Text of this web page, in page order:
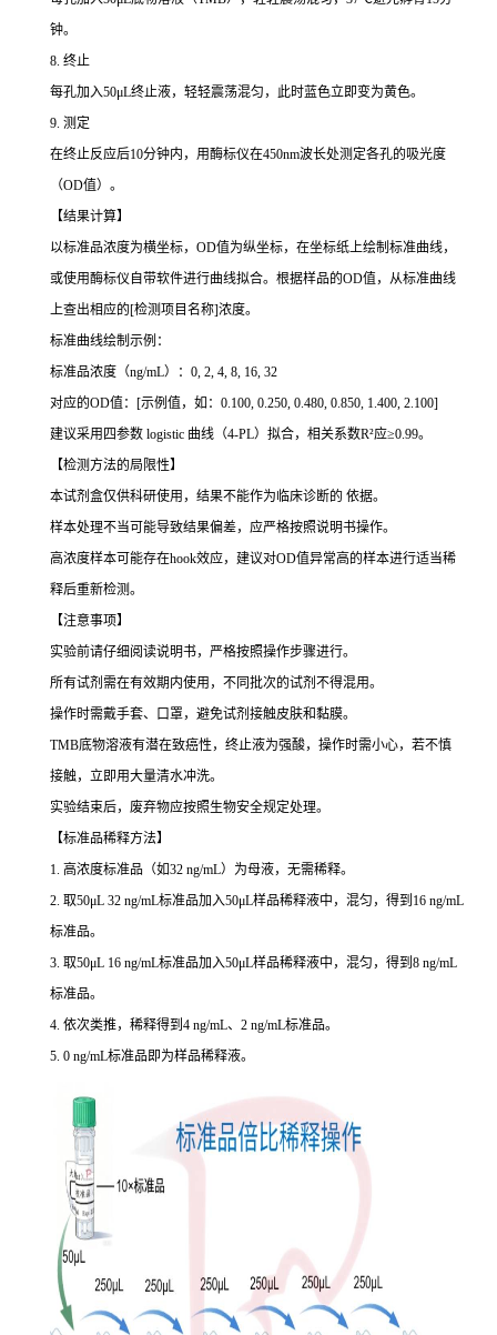
钟。
8. 终止
每孔加入50μL终止液，轻轻震荡混匀，此时蓝色立即变为黄色。
9. 测定
在终止反应后10分钟内，用酶标仪在450nm波长处测定各孔的吸光度
（OD值）。
【结果计算】
以标准品浓度为横坐标，OD值为纵坐标，在坐标纸上绘制标准曲线，
或使用酶标仪自带软件进行曲线拟合。根据样品的OD值，从标准曲线
上查出相应的[检测项目名称]浓度。
标准曲线绘制示例：
标准品浓度（ng/mL）：0, 2, 4, 8, 16, 32
对应的OD值：[示例值，如：0.100, 0.250, 0.480, 0.850, 1.400, 2.100]
建议采用四参数 logistic 曲线（4-PL）拟合，相关系数R²应≥0.99。
【检测方法的局限性】
本试剂盒仅供科研使用，结果不能作为临床诊断的 依据。
样本处理不当可能导致结果偏差，应严格按照说明书操作。
高浓度样本可能存在hook效应，建议对OD值异常高的样本进行适当稀
释后重新检测。
【注意事项】
实验前请仔细阅读说明书，严格按照操作步骤进行。
所有试剂需在有效期内使用，不同批次的试剂不得混用。
操作时需戴手套、口罩，避免试剂接触皮肤和黏膜。
TMB底物溶液有潜在致癌性，终止液为强酸，操作时需小心，若不慎
接触，立即用大量清水冲洗。
实验结束后，废弃物应按照生物安全规定处理。
【标准品稀释方法】
1. 高浓度标准品（如32 ng/mL）为母液，无需稀释。
2. 取50μL 32 ng/mL标准品加入50μL样品稀释液中，混匀，得到16 ng/mL
标准品。
3. 取50μL 16 ng/mL标准品加入50μL样品稀释液中，混匀，得到8 ng/mL
标准品。
4. 依次类推，稀释得到4 ng/mL、2 ng/mL标准品。
5. 0 ng/mL标准品即为样品稀释液。